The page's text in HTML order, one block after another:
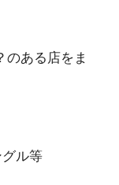
のある店をま
ル等